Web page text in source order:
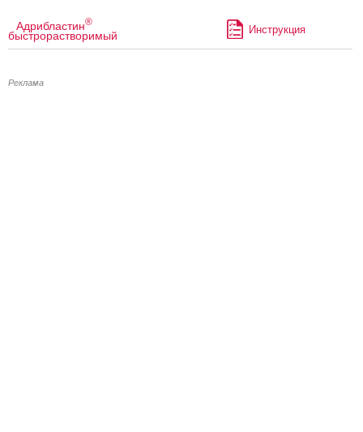
Адрибластин®
быстрорастворимый Инструкция
Реклама